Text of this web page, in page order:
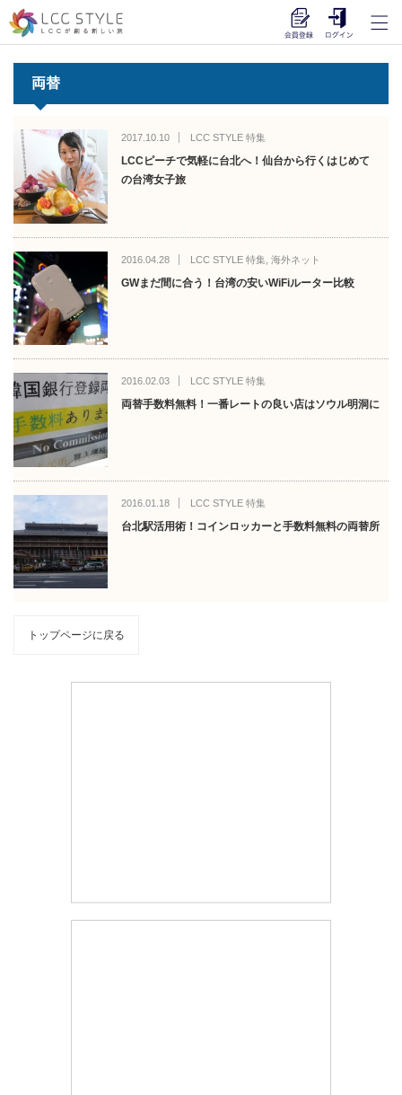
両替
2017.10.10 LCC STYLE 特集
LCCピーチで気軽に台北へ！仙台から行くはじめて
の台湾女子旅
2016.04.28 LCC STYLE 特集, 海外ネット
GWまだ間に合う！台湾の安いWiFiルーター比較
2016.02.03 LCC STYLE 特集
両替手数料無料！一番レートの良い店はソウル明洞に
2016.01.18 LCC STYLE 特集
台北駅活用術！コインロッカーと手数料無料の両替所
トップページに戻る